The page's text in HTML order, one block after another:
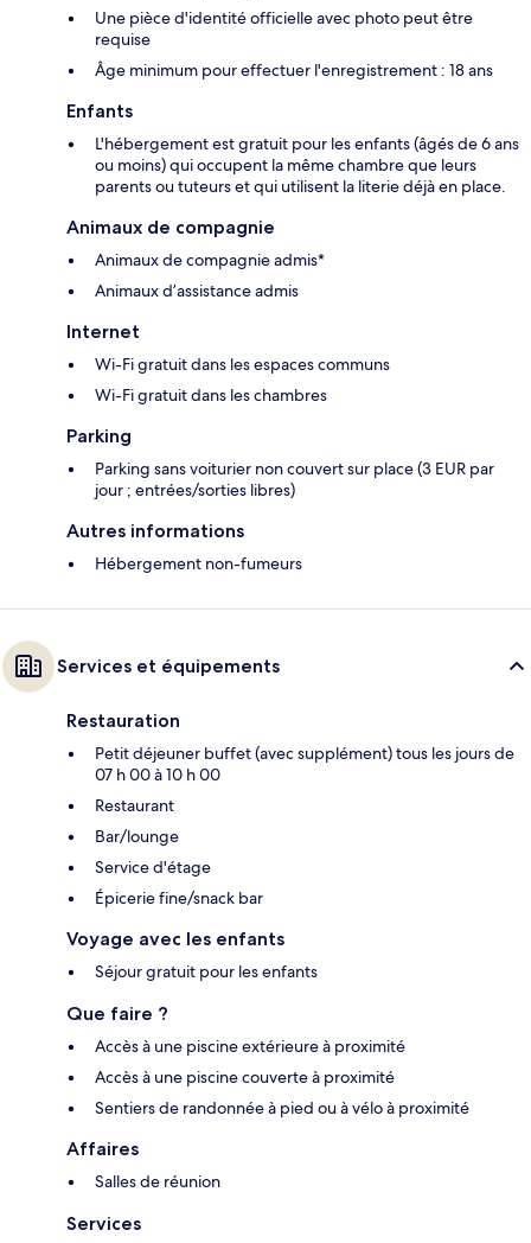
Une pièce d'identité officielle avec photo peut être
requise
Âge minimum pour effectuer l'enregistrement : 18 ans
Enfants
L'hébergement est gratuit pour les enfants (âgés de 6 ans
ou moins) qui occupent la même chambre que leurs
parents ou tuteurs et qui utilisent la literie déjà en place.
Animaux de compagnie
Animaux de compagnie admis*
Animaux d’assistance admis
Internet
Wi-Fi gratuit dans les espaces communs
Wi-Fi gratuit dans les chambres
Parking
Parking sans voiturier non couvert sur place (3 EUR par
jour ; entrées/sorties libres)
Autres informations
Hébergement non-fumeurs
Services et équipements
Restauration
Petit déjeuner buffet (avec supplément) tous les jours de
07 h 00 à 10 h 00
Restaurant
Bar/lounge
Service d'étage
Épicerie fine/snack bar
Voyage avec les enfants
Séjour gratuit pour les enfants
Que faire ?
Accès à une piscine extérieure à proximité
Accès à une piscine couverte à proximité
Sentiers de randonnée à pied ou à vélo à proximité
Affaires
Salles de réunion
Services